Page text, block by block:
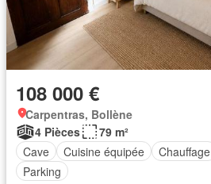
108 000 €
Carpentras, Bollène
4 Pièces
79 m²
Cave
Cuisine équipée Chauffage
Parking